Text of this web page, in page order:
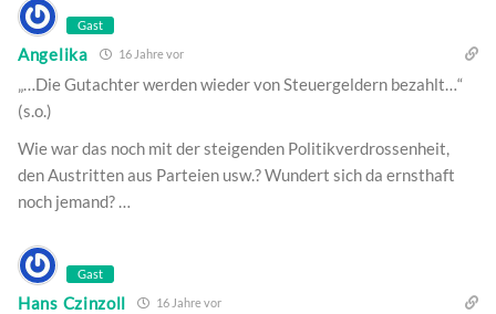
Gast
Angelika 16 Jahre vor
„…Die Gutachter werden wieder von Steuergeldern bezahlt…“
(s.o.)
Wie war das noch mit der steigenden Politikverdrossenheit,
den Austritten aus Parteien usw.? Wundert sich da ernsthaft
noch jemand? …
Gast
Hans Czinzoll 16 Jahre vor